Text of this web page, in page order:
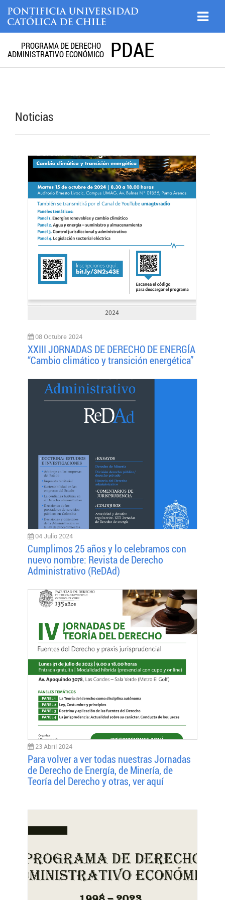
PROGRAMA DE DERECHO
ADMINISTRATIVO ECONÓMICO PDAE
Noticias
2024
08 Octubre 2024
XXIII JORNADAS DE DERECHO DE ENERGÍA
“Cambio climático y transición energética”
04 Julio 2024
Cumplimos 25 años y lo celebramos con
nuevo nombre: Revista de Derecho
Administrativo (ReDAd)
23 Abril 2024
Para volver a ver todas nuestras Jornadas
de Derecho de Energía, de Minería, de
Teoría del Derecho y otras, ver aquí